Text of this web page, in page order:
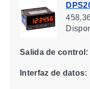
Salida de control:
Interfaz de datos: